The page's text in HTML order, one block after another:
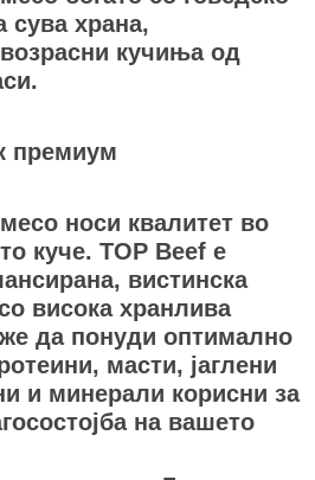
сува храна,
кучиња од
премиум
носи квалитет во
куче. TOP Beef е
вистинска
висока хранлива
да понуди оптимално
масти, јаглени
и минерали корисни за
на вашето